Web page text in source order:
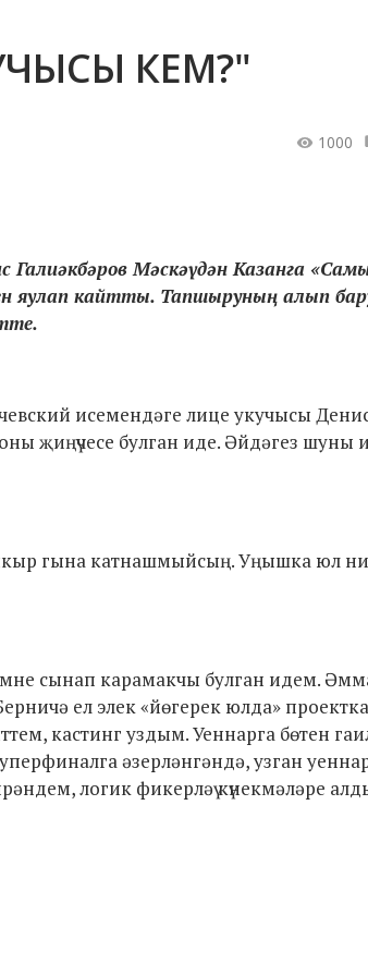
КЕМ?"
1000
Галиәкбәров Мәскәүдән Казанга
яулап кайтты. Тапшыруның алып
исемендәге лице укучысы
җиңүчесе булган иде. Әйдәгез шуны
гына катнашмыйсың. Уңышка юл
сынап карамакчы булган идем.
ел элек «йөгерек юлда»
кастинг уздым. Уеннарга бөтен
әзерләнгәндә, узган
логик фикерләү күнекмәләре